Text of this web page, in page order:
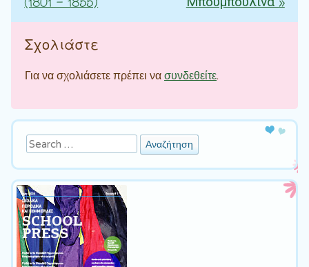
Σχολιάστε
Για να σχολιάσετε πρέπει νασυνδεθείτε.
Αναζήτηση